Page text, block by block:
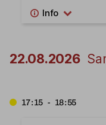
22.08.2026
17:15 - 18:55